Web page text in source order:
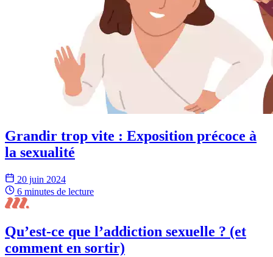
Grandir trop vite : Exposition précoce à
la sexualité
20 juin 2024
6 minutes de lecture
Qu’est-ce que l’addiction sexuelle ? (et
comment en sortir)